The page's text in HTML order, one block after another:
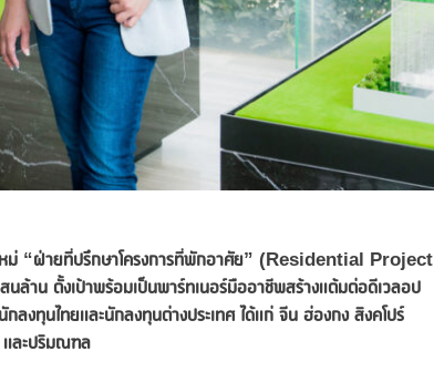
ม่ “ฝ่ายที่ปรึกษาโครงการที่พักอาศัย” (Residential Project
ล้าน ตั้งเป้าพร้อมเป็นพาร์ทเนอร์มืออาชีพสร้างแต้มต่อดีเวลอป
งทุนไทยและนักลงทุนต่างประเทศ ได้แก่ จีน ฮ่องกง สิงคโปร์
และปริมณฑล